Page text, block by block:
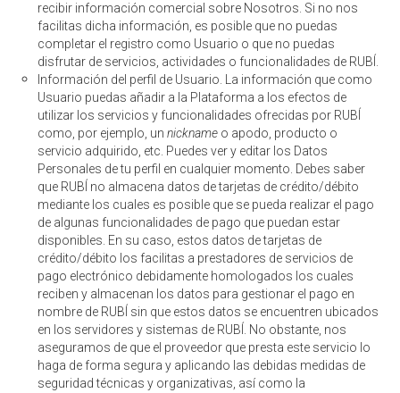
recibir información comercial sobre Nosotros. Si no nos
facilitas dicha información, es posible que no puedas
completar el registro como Usuario o que no puedas
disfrutar de servicios, actividades o funcionalidades de RUBÍ.
Información del perfil de Usuario. La información que como
Usuario puedas añadir a la Plataforma a los efectos de
utilizar los servicios y funcionalidades ofrecidas por RUBÍ
como, por ejemplo, unnickname o apodo, producto o
servicio adquirido, etc. Puedes ver y editar los Datos
Personales de tu perfil en cualquier momento. Debes saber
que RUBÍ no almacena datos de tarjetas de crédito/débito
mediante los cuales es posible que se pueda realizar el pago
de algunas funcionalidades de pago que puedan estar
disponibles. En su caso, estos datos de tarjetas de
crédito/débito los facilitas a prestadores de servicios de
pago electrónico debidamente homologados los cuales
reciben y almacenan los datos para gestionar el pago en
nombre de RUBÍ sin que estos datos se encuentren ubicados
en los servidores y sistemas de RUBÍ. No obstante, nos
aseguramos de que el proveedor que presta este servicio lo
haga de forma segura y aplicando las debidas medidas de
seguridad técnicas y organizativas, así como la